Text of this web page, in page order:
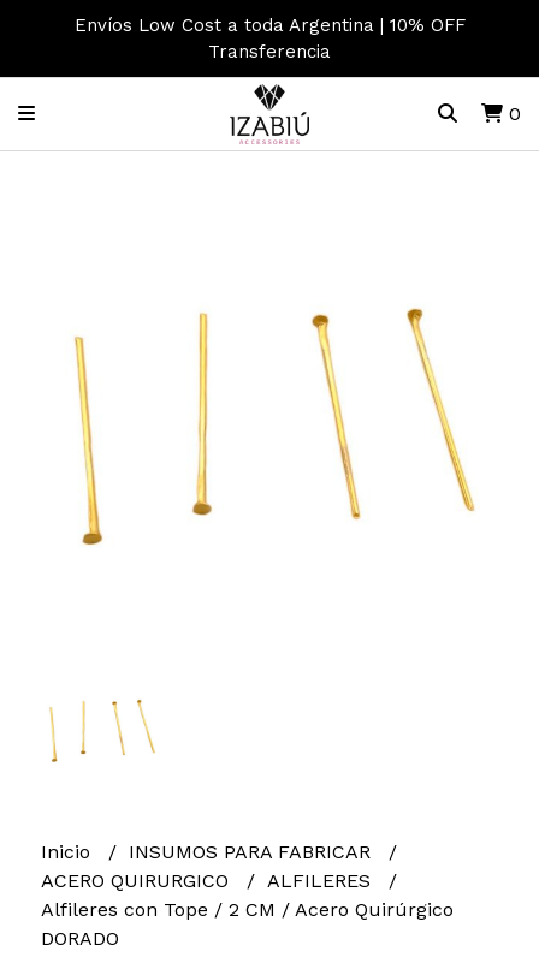
Envíos Low Cost a toda Argentina | 10% OFF
Transferencia
0
Inicio
INSUMOS PARA FABRICAR
ACERO QUIRURGICO
ALFILERES
Alfileres con Tope / 2 CM / Acero Quirúrgico
DORADO